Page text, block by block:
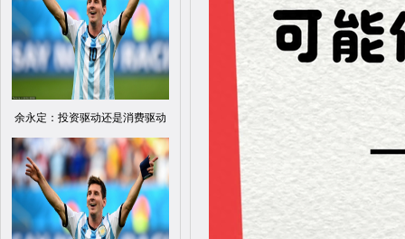
余永定：投资驱动还是消费驱动